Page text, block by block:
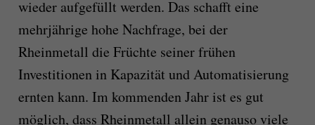
wieder aufgefüllt werden. Das schafft eine
mehrjährige hohe Nachfrage, bei der
Rheinmetall die Früchte seiner frühen
Investitionen in Kapazität und Automatisierung
ernten kann. Im kommenden Jahr ist es gut
möglich, dass Rheinmetall allein genauso viele